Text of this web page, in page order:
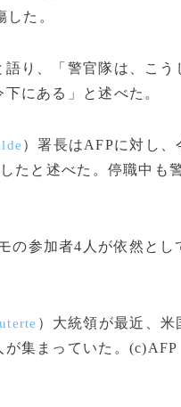
た。
り、「警官隊は、こう
にある」と述べた。
）署長はAFPに対し、
たと述べた。停職中も
の参加者4人が依然とし
）大統領が最近、米
集まっていた。(c)AFP